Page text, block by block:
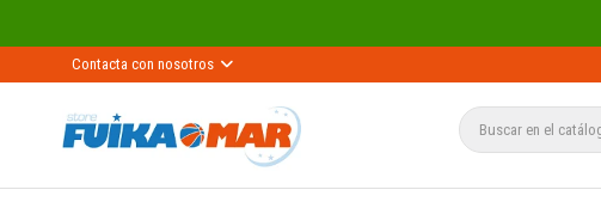
Recíbelo primero 📦
Contacta con nosotros